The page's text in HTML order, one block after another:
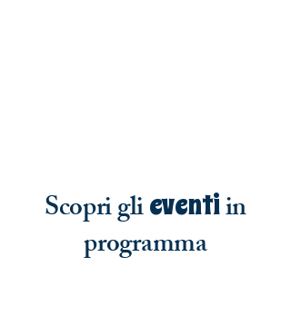
Scopri glieventiin
programma